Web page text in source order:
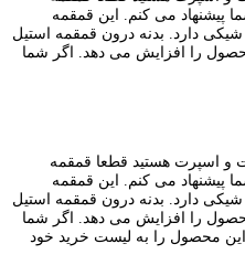
می کنم. این قمقمه
دارد. بدنه درون قمقمه استیل
را افزایش می دهد. اگر شما
و اسپرت هستید قطعا قمقمه
می کنم. این قمقمه
دارد. بدنه درون قمقمه استیل
را افزایش می دهد. اگر شما
این محصول را به لیست خرید خود